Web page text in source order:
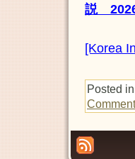
説
[Korea
Posted in